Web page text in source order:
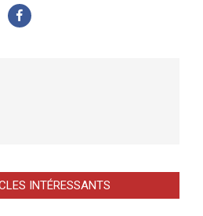
INTÉRESSANTS